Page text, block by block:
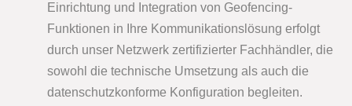
Einrichtung und Integration von Geofencing-
Funktionen in Ihre Kommunikationslösung erfolgt
durch unser Netzwerk zertifizierter Fachhändler, die
sowohl die technische Umsetzung als auch die
datenschutzkonforme Konfiguration begleiten.